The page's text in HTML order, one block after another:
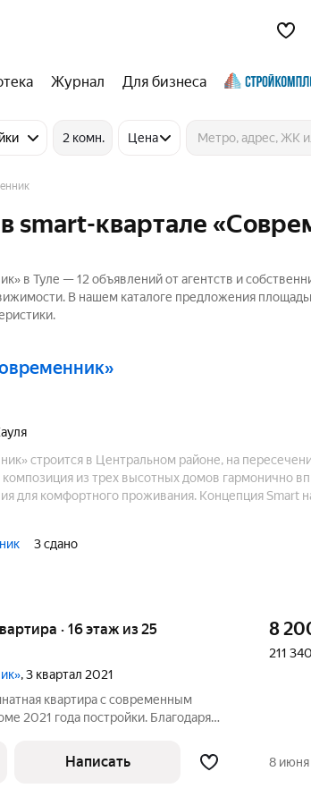
Журнал Для бизнеса
2 комн. Цена
smart-квартале
в Туле — 12 объявлений от агентств и
В нашем каталоге предложения
строится в Центральном районе, на
из трех высотных домов гармонично
для комфортного проживания. Концепция Smart
3 сдано
· 16 этаж из 25
, 3 квартал 2021
квартира с современным
2021 года постройки. Благодаря
это создаёт
жизни.
8
211
Написать 8